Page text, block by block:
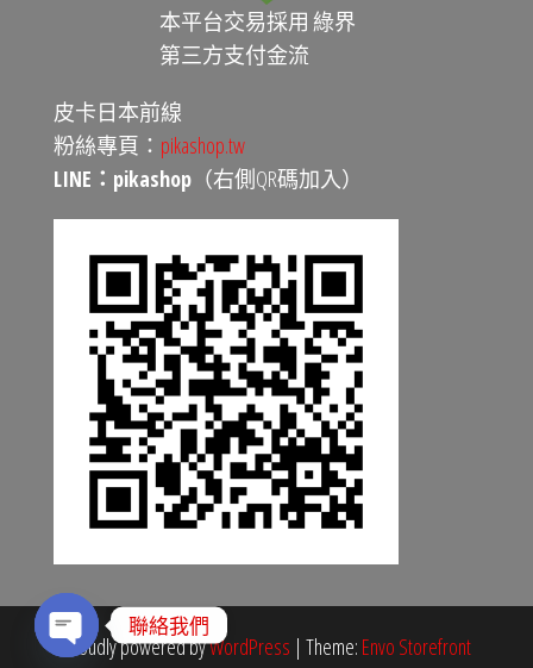
本平台交易採用 綠界
第三方支付金流
皮卡日本前線
粉絲專頁： pikashop.tw
LINE：pikashop （右側QR碼加入）
Proudly powered byWordPress | Theme: Envo Storefront
聯絡我們